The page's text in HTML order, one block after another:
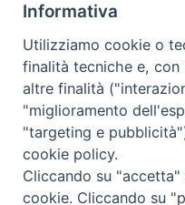
HOME DIOCESI
APPUNTAMENTI
Informativa
Utilizziamo cookie o
finalità tecniche e,
altre finalità
"miglioramento
"targeting e
cookie policy.
Cliccando su
cookie. Cliccando su